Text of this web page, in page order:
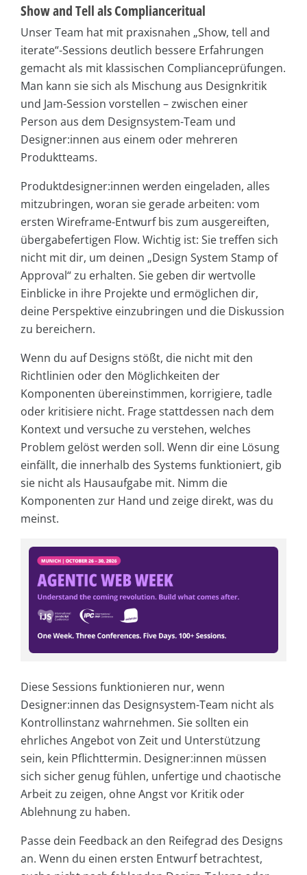
Show and Tell als Complianceritual
Unser Team hat mit praxisnahen „Show, tell and
iterate“-Sessions deutlich bessere Erfahrungen
gemacht als mit klassischen Complianceprüfungen.
Man kann sie sich als Mischung aus Designkritik
und Jam-Session vorstellen – zwischen einer
Person aus dem Designsystem-Team und
Designer:innen aus einem oder mehreren
Produktteams.
Produktdesigner:innen werden eingeladen, alles
mitzubringen, woran sie gerade arbeiten: vom
ersten Wireframe-Entwurf bis zum ausgereiften,
übergabefertigen Flow. Wichtig ist: Sie treffen sich
nicht mit dir, um deinen „Design System Stamp of
Approval“ zu erhalten. Sie geben dir wertvolle
Einblicke in ihre Projekte und ermöglichen dir,
deine Perspektive einzubringen und die Diskussion
zu bereichern.
Wenn du auf Designs stößt, die nicht mit den
Richtlinien oder den Möglichkeiten der
Komponenten übereinstimmen, korrigiere, tadle
oder kritisiere nicht. Frage stattdessen nach dem
Kontext und versuche zu verstehen, welches
Problem gelöst werden soll. Wenn dir eine Lösung
einfällt, die innerhalb des Systems funktioniert, gib
sie nicht als Hausaufgabe mit. Nimm die
Komponenten zur Hand und zeige direkt, was du
meinst.
Diese Sessions funktionieren nur, wenn
Designer:innen das Designsystem-Team nicht als
Kontrollinstanz wahrnehmen. Sie sollten ein
ehrliches Angebot von Zeit und Unterstützung
sein, kein Pflichttermin. Designer:innen müssen
sich sicher genug fühlen, unfertige und chaotische
Arbeit zu zeigen, ohne Angst vor Kritik oder
Ablehnung zu haben.
Passe dein Feedback an den Reifegrad des Designs
an. Wenn du einen ersten Entwurf betrachtest,